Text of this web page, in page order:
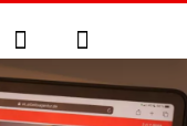
Suche Anmelden